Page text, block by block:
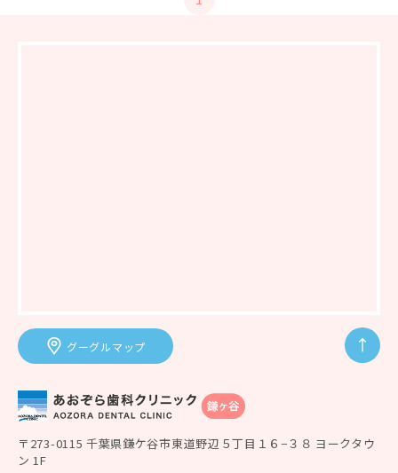
グーグルマップ
〒273-0115 千葉県鎌ケ谷市東道野辺５丁目１６−３８ ヨークタウ
ン 1F